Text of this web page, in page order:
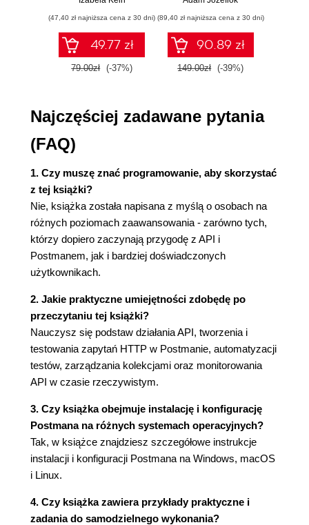
Odpowiedzi
3. KODY ODPOWIEDZI HTTP
Kategorie kodów odpowiedzi HTTP
1xx: Informacyjne
2xx: Sukces
5xx: Błędy serwera
Najczęściej używane kody i ich znaczenie
Podsumowanie
Pytania sprawdzające
4. AUTORYZACJA I BEZPIECZEŃSTWO W API
Rodzaje autoryzacji
Basic Auth (Basic Authentication)
Bearer Token
OAuth (Open Authorization)
Znaczenie bezpieczeństwa w testowaniu API
Dlaczego bezpieczeństwo jest tak
ważne?
Jak testować bezpieczeństwo API?
Podsumowanie
Pytania sprawdzające
Odpowiedzi
CZĘŚĆ II. PRAKTYKA - PRACA Z POSTMANEM
5. WPROWADZENIE DO POSTMANA
Co to jest Postman i do czego służy?
Instalacja programu (Windows, macOS,
(47,40 zł najniższa cena z 30 dni)
49.77 zł
79.00zł (-37%)
(89,40 zł najniższa cena z 30 dni)
90.89 zł
149.00zł (-39%)
Najczęściej zadawane pytania
(FAQ)
1. Czy muszę znać programowanie, aby skorzystać
z tej książki?
Nie, książka została napisana z myślą o osobach na
różnych poziomach zaawansowania - zarówno tych,
którzy dopiero zaczynają przygodę z API i
Postmanem, jak i bardziej doświadczonych
użytkownikach.
2. Jakie praktyczne umiejętności zdobędę po
przeczytaniu tej książki?
Nauczysz się podstaw działania API, tworzenia i
testowania zapytań HTTP w Postmanie, automatyzacji
testów, zarządzania kolekcjami oraz monitorowania
API w czasie rzeczywistym.
3. Czy książka obejmuje instalację i konfigurację
Postmana na różnych systemach operacyjnych?
Tak, w książce znajdziesz szczegółowe instrukcje
instalacji i konfiguracji Postmana na Windows, macOS
i Linux.
4. Czy książka zawiera przykłady praktyczne i
zadania do samodzielnego wykonania?